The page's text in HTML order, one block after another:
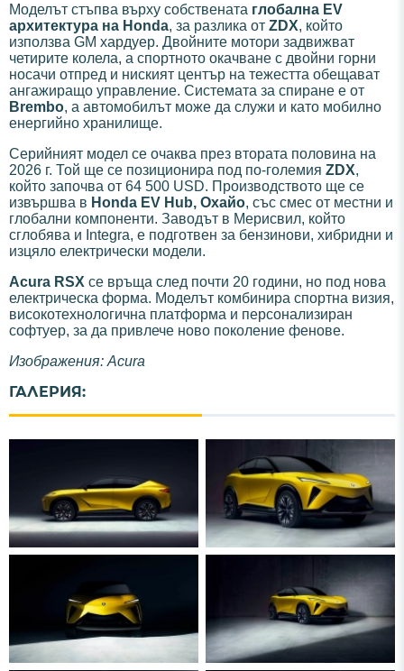
Моделът стъпва върху собствената глобална EV
архитектура на Honda, за разлика от ZDX, който
използва GM хардуер. Двойните мотори задвижват
четирите колела, а спортното окачване с двойни горни
носачи отпред и ниският център на тежестта обещават
ангажиращо управление. Системата за спиране е от
Brembo, а автомобилът може да служи и като мобилно
енергийно хранилище.
Серийният модел се очаква през втората половина на
2026 г. Той ще се позиционира под по-големия ZDX,
който започва от 64 500 USD. Производството ще се
извършва в Honda EV Hub, Охайо, със смес от местни и
глобални компоненти. Заводът в Мерисвил, който
сглобява и Integra, е подготвен за бензинови, хибридни и
изцяло електрически модели.
Acura RSX се връща след почти 20 години, но под нова
електрическа форма. Моделът комбинира спортна визия,
високотехнологична платформа и персонализиран
софтуер, за да привлече ново поколение фенове.
Изображения: Acura
ГАЛЕРИЯ: